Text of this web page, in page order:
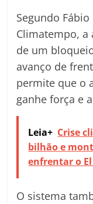
Segundo
Climatempo, a
de um
avanço de
permite que o
ganhe força e
Leia+ Crise
bilhão e
enfrentar o
O sistema